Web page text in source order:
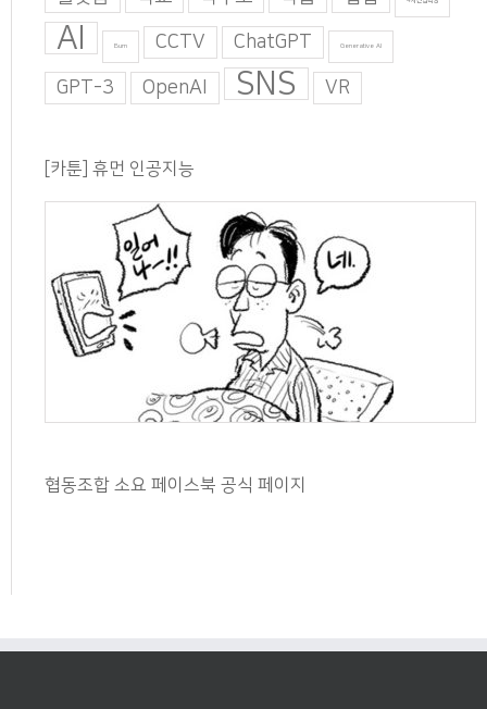
AI Burn CCTV ChatGPT Generative AI
GPT-3 OpenAI SNS VR
[카툰] 휴먼 인공지능
협동조합 소요 페이스북 공식 페이지